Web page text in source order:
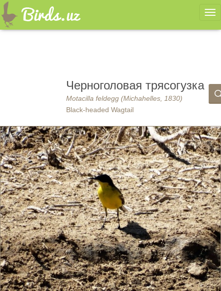
Черноголовая трясогузка
Motacilla feldegg (Michahelles, 1830)
Black-headed Wagtail